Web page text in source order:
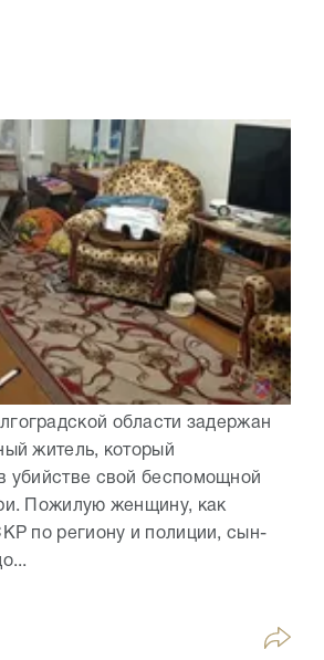
области задержан
житель, который
убийстве свой беспомощной
Пожилую женщину, как
по региону и полиции, сын-